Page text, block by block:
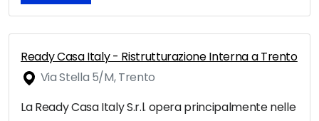
Ready Casa Italy - Ristrutturazione Interna a Trento
Via Stella 5/M, Trento
La Ready Casa Italy S.r.l. opera principalmente nelle